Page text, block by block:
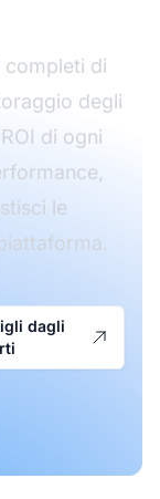
completi di
degli
di ogni
le
dagli